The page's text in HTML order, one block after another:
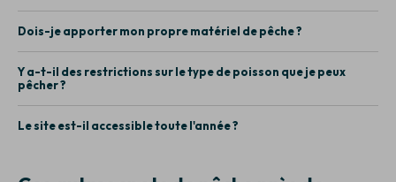
Dois-je apporter mon propre matériel de pêche ?
Y a-t-il des restrictions sur le type de poisson que je peux
pêcher ?
Le site est-il accessible toute l'année ?